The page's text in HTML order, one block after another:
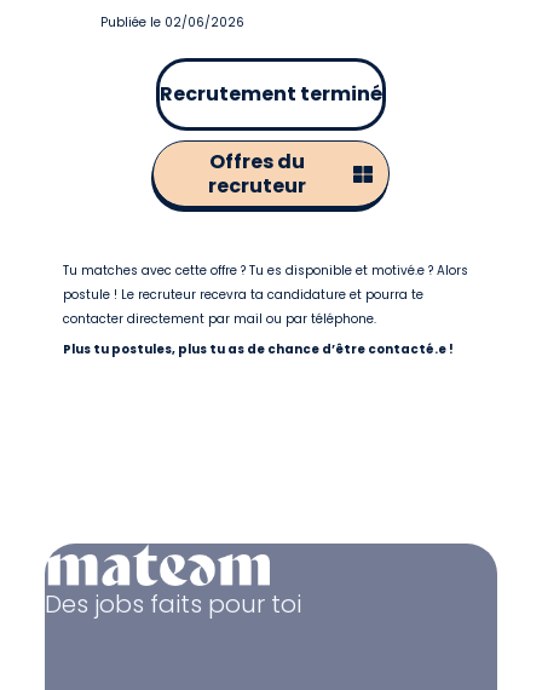
Publiée le 02/06/2026
Recrutement terminé
Offres du
recruteur
Tu matches avec cette offre ? Tu es disponible et motivé.e ? Alors
postule ! Le recruteur recevra ta candidature et pourra te
contacter directement par mail ou par téléphone.
Plus tu postules, plus tu as de chance d’être contacté.e !
Des jobs faits pour toi